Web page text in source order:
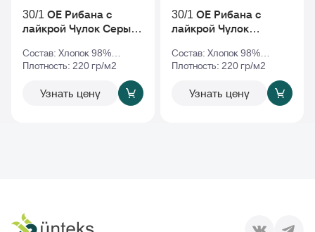
30/1 ОЕ Рибана с
лайкрой Чулок Серый-
Состав: Хлопок 98%
Эластан 2%
Плотность: 220 гр/м2
Узнать цену
30/1 ОЕ Рибана с
лайкрой Чулок
Состав: Хлопок 98%
Эластан 2%
Плотность: 220 гр/м2
Узнать цену